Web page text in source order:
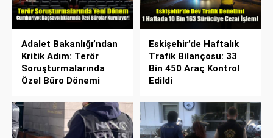
Adalet Bakanlığı’ndan
Kritik Adım: Terör
Soruşturmalarında
Özel Büro Dönemi
Eskişehir’de Haftalık
Trafik Bilançosu: 33
Bin 450 Araç Kontrol
Edildi